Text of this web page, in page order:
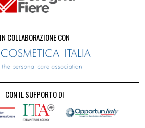
IN COLLABORAZIONE CON
CON IL SUPPORTO DI